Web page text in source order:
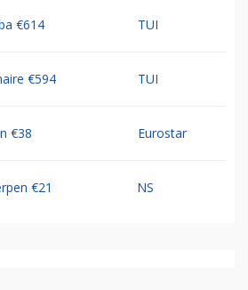
€614 TUI
€594 TUI
€38 Eurostar
€21 NS